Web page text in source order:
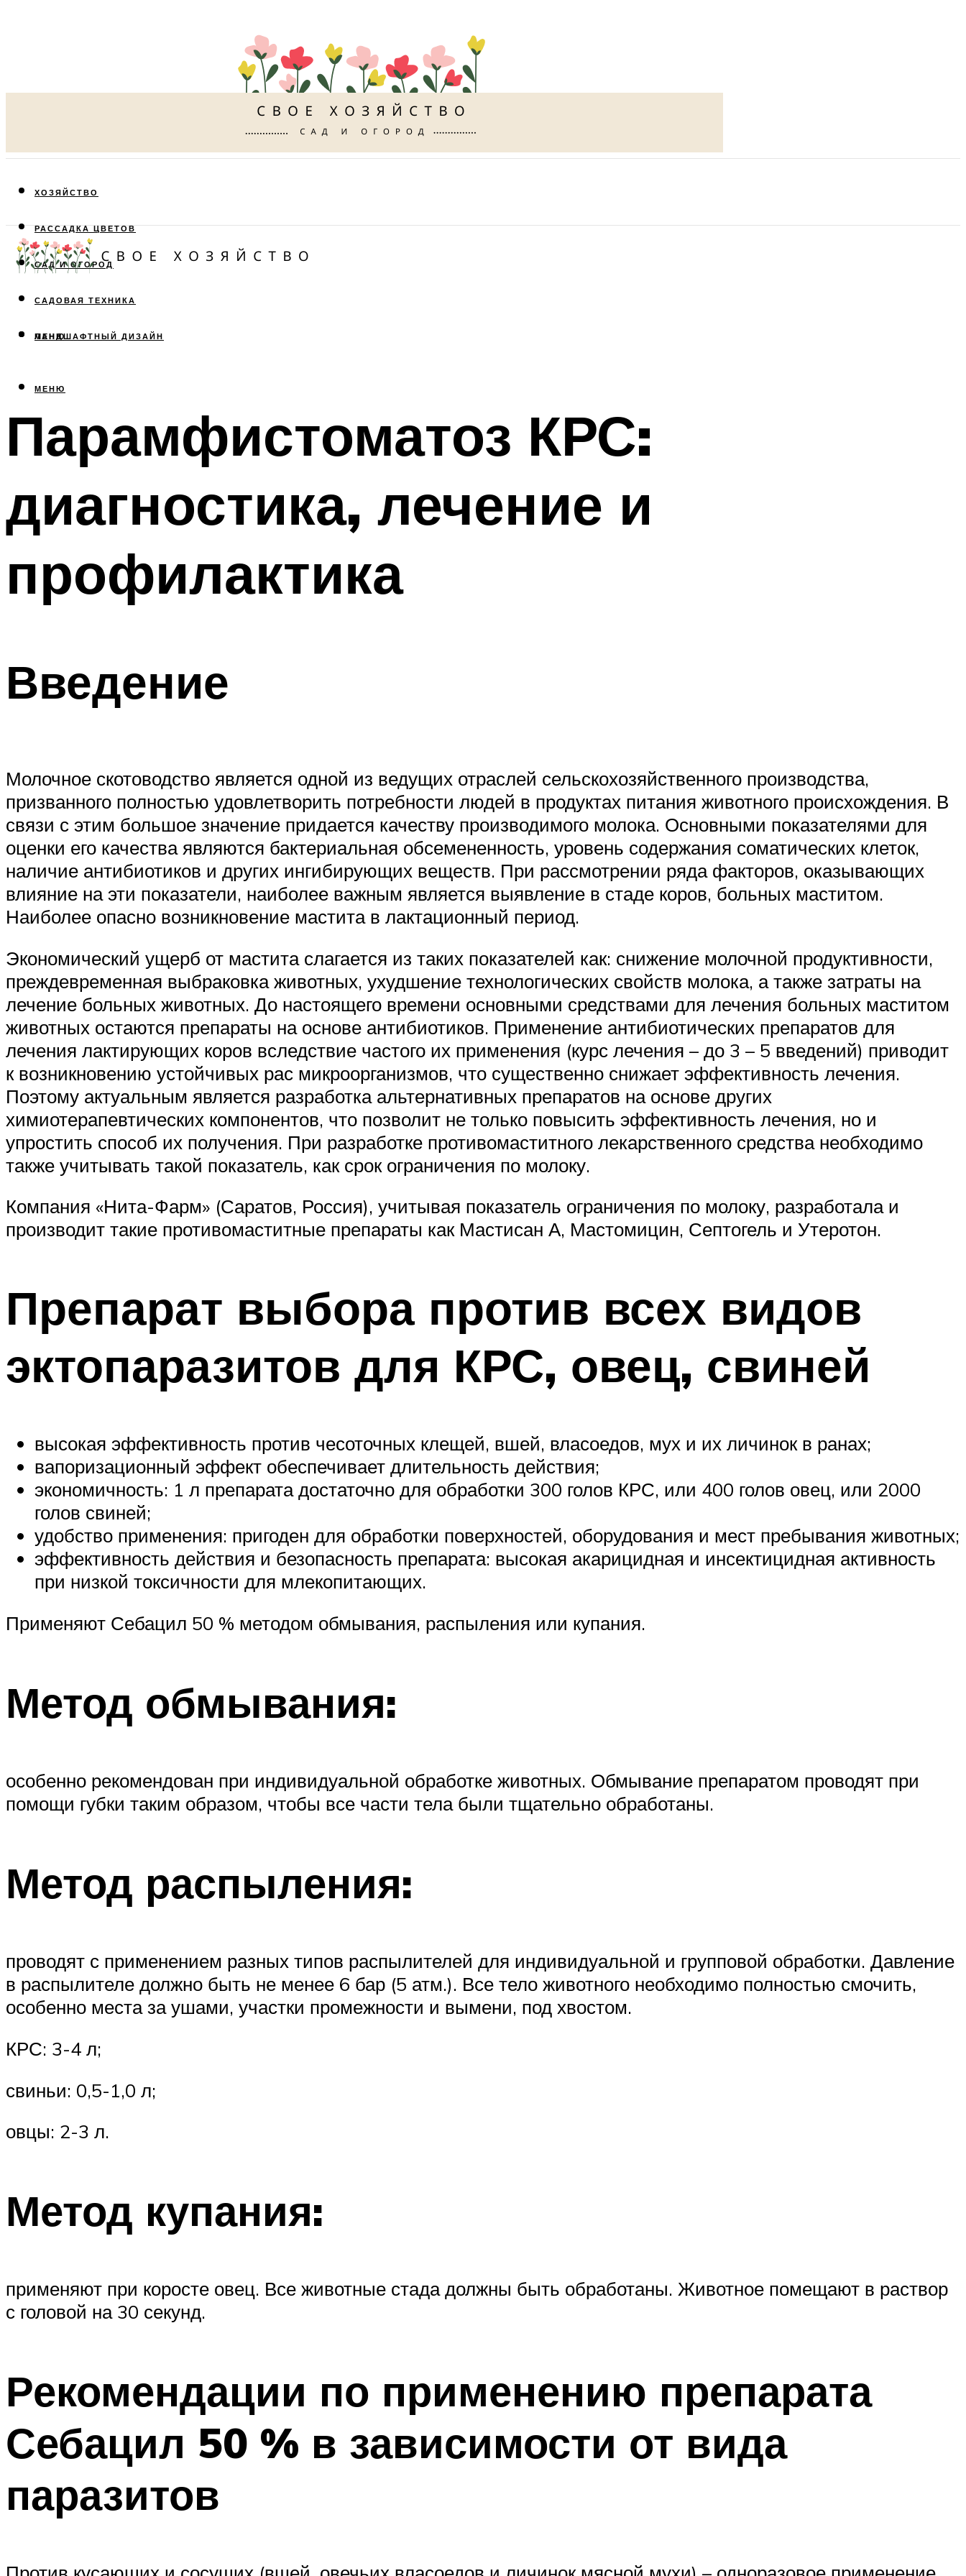
ХОЗЯЙСТВО
РАССАДКА ЦВЕТОВ
САД И ОГОРОД
САДОВАЯ ТЕХНИКА
ЛАНДШАФТНЫЙ ДИЗАЙН
МЕНЮ
МЕНЮ
Парамфистоматоз КРС:
диагностика, лечение и
профилактика
Введение
Молочное скотоводство является одной из ведущих отраслей сельскохозяйственного производства,
призванного полностью удовлетворить потребности людей в продуктах питания животного происхождения. В
связи с этим большое значение придается качеству производимого молока. Основными показателями для
оценки его качества являются бактериальная обсемененность, уровень содержания соматических клеток,
наличие антибиотиков и других ингибирующих веществ. При рассмотрении ряда факторов, оказывающих
влияние на эти показатели, наиболее важным является выявление в стаде коров, больных маститом.
Наиболее опасно возникновение мастита в лактационный период.
Экономический ущерб от мастита слагается из таких показателей как: снижение молочной продуктивности,
преждевременная выбраковка животных, ухудшение технологических свойств молока, а также затраты на
лечение больных животных. До настоящего времени основными средствами для лечения больных маститом
животных остаются препараты на основе антибиотиков. Применение антибиотических препаратов для
лечения лактирующих коров вследствие частого их применения (курс лечения – до 3 – 5 введений) приводит
к возникновению устойчивых рас микроорганизмов, что существенно снижает эффективность лечения.
Поэтому актуальным является разработка альтернативных препаратов на основе других
химиотерапевтических компонентов, что позволит не только повысить эффективность лечения, но и
упростить способ их получения. При разработке противомаститного лекарственного средства необходимо
также учитывать такой показатель, как срок ограничения по молоку.
Компания «Нита-Фарм» (Саратов, Россия), учитывая показатель ограничения по молоку, разработала и
производит такие противомаститные препараты как Мастисан А, Мастомицин, Септогель и Утеротон.
Препарат выбора против всех видов
эктопаразитов для КРС, овец, свиней
высокая эффективность против чесоточных клещей, вшей, власоедов, мух и их личинок в ранах;
вапоризационный эффект обеспечивает длительность действия;
экономичность: 1 л препарата достаточно для обработки 300 голов КРС, или 400 голов овец, или 2000
голов свиней;
удобство применения: пригоден для обработки поверхностей, оборудования и мест пребывания животных;
эффективность действия и безопасность препарата: высокая акарицидная и инсектицидная активность
при низкой токсичности для млекопитающих.
Применяют Себацил 50 % методом обмывания, распыления или купания.
Метод обмывания:
особенно рекомендован при индивидуальной обработке животных. Обмывание препаратом проводят при
помощи губки таким образом, чтобы все части тела были тщательно обработаны.
Метод распыления:
проводят с применением разных типов распылителей для индивидуальной и групповой обработки. Давление
в распылителе должно быть не менее 6 бар (5 атм.). Все тело животного необходимо полностью смочить,
особенно места за ушами, участки промежности и вымени, под хвостом.
КРС: 3-4 л;
свиньи: 0,5-1,0 л;
овцы: 2-3 л.
Метод купания:
применяют при коросте овец. Все животные стада должны быть обработаны. Животное помещают в раствор
с головой на 30 секунд.
Рекомендации по применению препарата
Себацил 50 % в зависимости от вида
паразитов